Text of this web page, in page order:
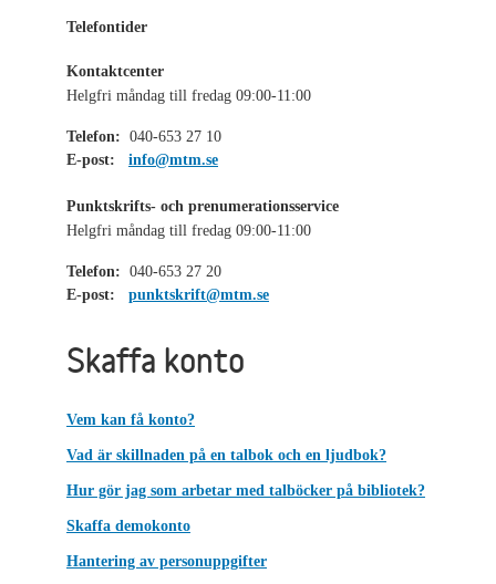
Telefontider
Kontaktcenter
Helgfri måndag till fredag 09:00-11:00
Telefon: 040-653 27 10
E-post:
info@mtm.se
Punktskrifts- och prenumerationsservice
Helgfri måndag till fredag 09:00-11:00
Telefon: 040-653 27 20
E-post:
punktskrift@mtm.se
Skaffa konto
Vem kan få konto?
Vad är skillnaden på en talbok och en ljudbok?
Hur gör jag som arbetar med talböcker på bibliotek?
Skaffa demokonto
Hantering av personuppgifter